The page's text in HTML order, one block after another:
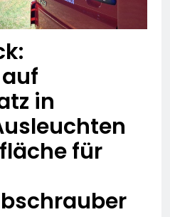
in
für